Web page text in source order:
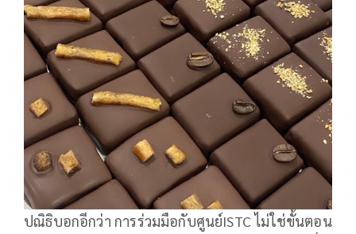
ปณิธิบอกอีกว่า การร่วมมือกับศูนย์ISTC ไม่ใช่ขั้นตอน